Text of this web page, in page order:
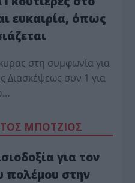
ευκαιρία, όπως
στη συμφωνία για
Διασκέψεως συν 1 για
ΜΠΟΤΖΙΟΣ
για τον
πολέμου στην